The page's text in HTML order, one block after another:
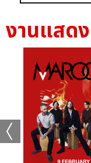
งานแสดง